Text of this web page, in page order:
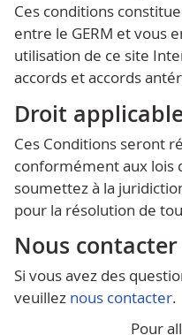
Ces conditions
entre le GERM et vous
utilisation de ce site
accords et accords
Droit
Ces Conditions seront
conformément aux lois
soumettez à la
pour la résolution de
Nous contacter
Si vous avez des
veuillez nous contacter.
Pour